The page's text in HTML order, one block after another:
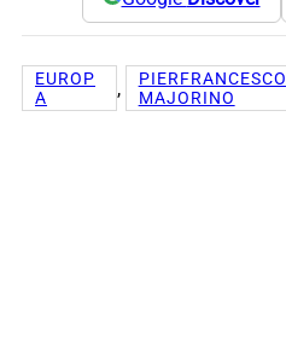
EUROP
A
,
PIERFRANCESCO
MAJORINO